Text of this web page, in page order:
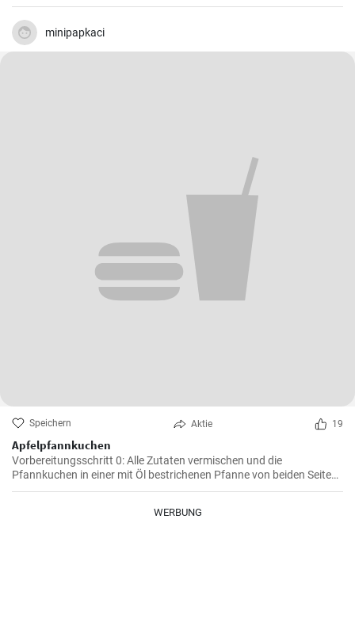
minipapkaci
Speichern Aktie 19
Apfelpfannkuchen
Vorbereitungsschritt 0: Alle Zutaten vermischen und die
Pfannkuchen in einer mit Öl bestrichenen Pfanne von beiden Seiten
braten.
WERBUNG